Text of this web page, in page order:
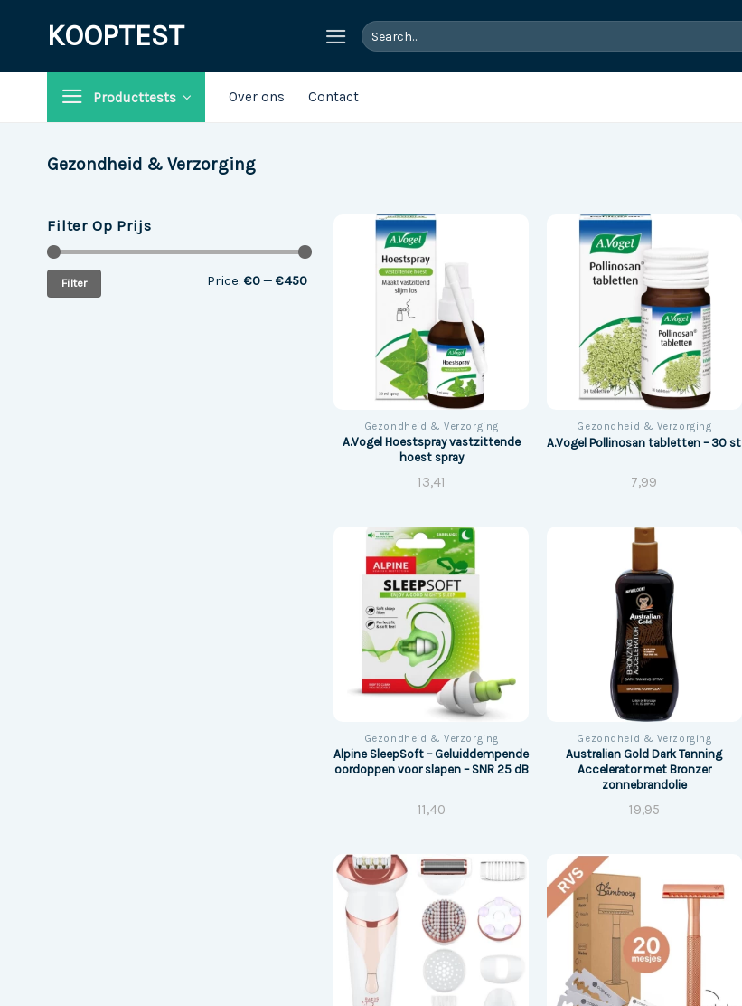
KOOPTEST
Search
for:
Producttests Over ons Contact
Gezondheid & Verzorging
Filter Op Prijs
Min
price
Max
priceFilter Price: €0— €450
Gezondheid & Verzorging
A.Vogel Hoestspray vastzittende
hoest spray
13,41
Gezondheid & Verzorging
A.Vogel Pollinosan tabletten – 30 st
7,99
Gezondheid & Verzorging
Alpine SleepSoft – Geluiddempende
oordoppen voor slapen – SNR 25 dB
11,40
Gezondheid & Verzorging
Australian Gold Dark Tanning
Accelerator met Bronzer
zonnebrandolie
19,95